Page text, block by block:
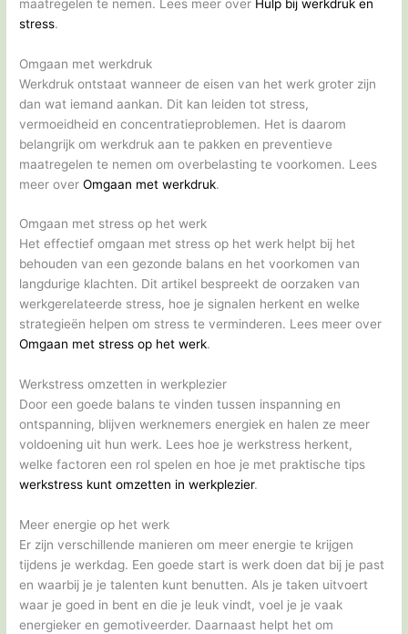
maatregelen te nemen. Lees meer over Hulp bij werkdruk en
stress.
Omgaan met werkdruk
Werkdruk ontstaat wanneer de eisen van het werk groter zijn
dan wat iemand aankan. Dit kan leiden tot stress,
vermoeidheid en concentratieproblemen. Het is daarom
belangrijk om werkdruk aan te pakken en preventieve
maatregelen te nemen om overbelasting te voorkomen. Lees
meer overOmgaan met werkdruk.
Omgaan met stress op het werk
Het effectief omgaan met stress op het werk helpt bij het
behouden van een gezonde balans en het voorkomen van
langdurige klachten. Dit artikel bespreekt de oorzaken van
werkgerelateerde stress, hoe je signalen herkent en welke
strategieën helpen om stress te verminderen. Lees meer over
Omgaan met stress op het werk.
Werkstress omzetten in werkplezier
Door een goede balans te vinden tussen inspanning en
ontspanning, blijven werknemers energiek en halen ze meer
voldoening uit hun werk. Lees hoe je werkstress herkent,
welke factoren een rol spelen en hoe je met praktische tips
werkstress kunt omzetten in werkplezier.
Meer energie op het werk
Er zijn verschillende manieren om meer energie te krijgen
tijdens je werkdag. Een goede start is werk doen dat bij je past
en waarbij je je talenten kunt benutten. Als je taken uitvoert
waar je goed in bent en die je leuk vindt, voel je je vaak
energieker en gemotiveerder. Daarnaast helpt het om